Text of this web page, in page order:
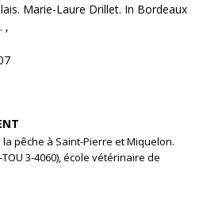
Marie-Laure Drillet. In Bordeaux
,
la pêche à Saint-Pierre et Miquelon.
3-4060), école vétérinaire de